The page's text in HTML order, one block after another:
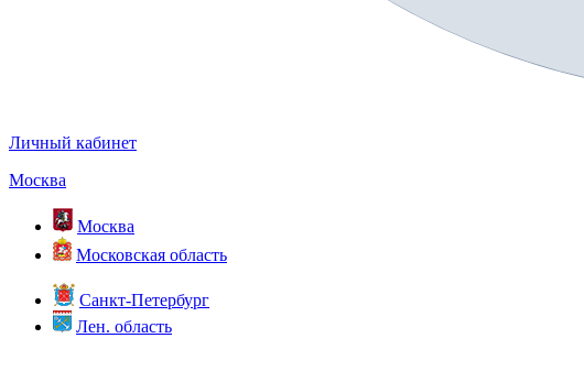
Личный кабинет
Москва
Москва
Московская область
Санкт-Петербург
Лен. область